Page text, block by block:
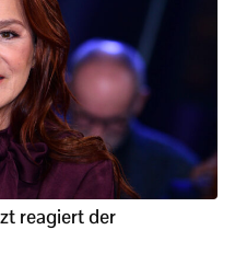
reagiert der